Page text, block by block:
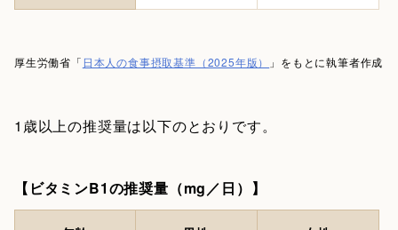
厚生労働省「 日本人の食事摂取基準（2025年版） 」をもとに執筆者作成
1歳以上の推奨量は以下のとおりです。
【ビタミンB1の推奨量（mg／日）】